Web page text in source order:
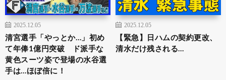
2025.12.05
清宮選手「やっとか…」初め
て年俸1億円突破 ド派手な
黄色スーツ姿で登場の水谷選
手は…ほぼ倍に！
2025.12.05
【緊急】日ハムの契約更改、
清水だけ残される…